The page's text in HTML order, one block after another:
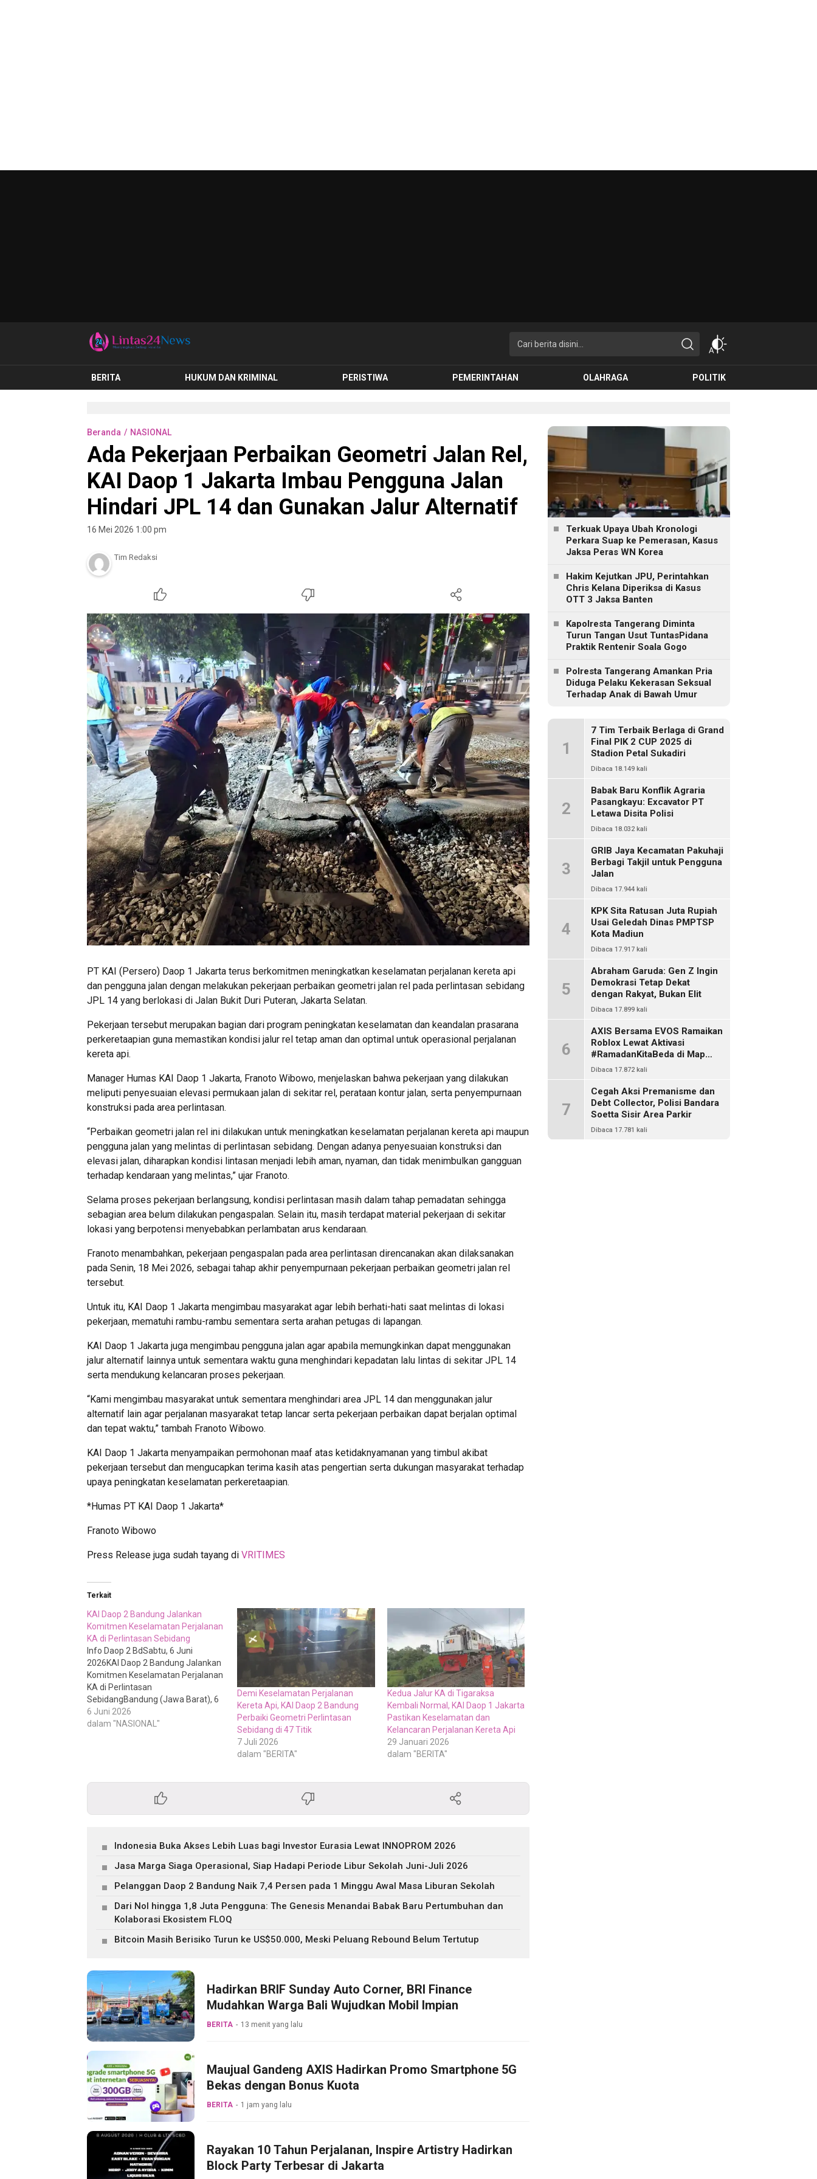
lintas24news.com
Menyingkap Setiap Realita
BERITA HUKUM DAN KRIMINAL PERISTIWA PEMERINTAHAN OLAHRAGA POLITIK
Beranda NASIONAL
Ada Pekerjaan Perbaikan Geometri Jalan Rel,
KAI Daop 1 Jakarta Imbau Pengguna Jalan
Hindari JPL 14 dan Gunakan Jalur Alternatif
16 Mei 2026 1:00 pm
Tim Redaksi
PT KAI (Persero) Daop 1 Jakarta terus berkomitmen meningkatkan keselamatan perjalanan kereta api
dan pengguna jalan dengan melakukan pekerjaan perbaikan geometri jalan rel pada perlintasan sebidang
JPL 14 yang berlokasi di Jalan Bukit Duri Puteran, Jakarta Selatan.
Pekerjaan tersebut merupakan bagian dari program peningkatan keselamatan dan keandalan prasarana
perkeretaapian guna memastikan kondisi jalur rel tetap aman dan optimal untuk operasional perjalanan
kereta api.
Manager Humas KAI Daop 1 Jakarta, Franoto Wibowo, menjelaskan bahwa pekerjaan yang dilakukan
meliputi penyesuaian elevasi permukaan jalan di sekitar rel, perataan kontur jalan, serta penyempurnaan
konstruksi pada area perlintasan.
“Perbaikan geometri jalan rel ini dilakukan untuk meningkatkan keselamatan perjalanan kereta api maupun
pengguna jalan yang melintas di perlintasan sebidang. Dengan adanya penyesuaian konstruksi dan
elevasi jalan, diharapkan kondisi lintasan menjadi lebih aman, nyaman, dan tidak menimbulkan gangguan
terhadap kendaraan yang melintas,” ujar Franoto.
Selama proses pekerjaan berlangsung, kondisi perlintasan masih dalam tahap pemadatan sehingga
sebagian area belum dilakukan pengaspalan. Selain itu, masih terdapat material pekerjaan di sekitar
lokasi yang berpotensi menyebabkan perlambatan arus kendaraan.
Franoto menambahkan, pekerjaan pengaspalan pada area perlintasan direncanakan akan dilaksanakan
pada Senin, 18 Mei 2026, sebagai tahap akhir penyempurnaan pekerjaan perbaikan geometri jalan rel
tersebut.
Untuk itu, KAI Daop 1 Jakarta mengimbau masyarakat agar lebih berhati-hati saat melintas di lokasi
pekerjaan, mematuhi rambu-rambu sementara serta arahan petugas di lapangan.
KAI Daop 1 Jakarta juga mengimbau pengguna jalan agar apabila memungkinkan dapat menggunakan
jalur alternatif lainnya untuk sementara waktu guna menghindari kepadatan lalu lintas di sekitar JPL 14
serta mendukung kelancaran proses pekerjaan.
“Kami mengimbau masyarakat untuk sementara menghindari area JPL 14 dan menggunakan jalur
alternatif lain agar perjalanan masyarakat tetap lancar serta pekerjaan perbaikan dapat berjalan optimal
dan tepat waktu,” tambah Franoto Wibowo.
KAI Daop 1 Jakarta menyampaikan permohonan maaf atas ketidaknyamanan yang timbul akibat
pekerjaan tersebut dan mengucapkan terima kasih atas pengertian serta dukungan masyarakat terhadap
upaya peningkatan keselamatan perkeretaapian.
*Humas PT KAI Daop 1 Jakarta*
Franoto Wibowo
Press Release juga sudah tayang di VRITIMES
Terkait
KAI Daop 2 Bandung Jalankan
Komitmen Keselamatan Perjalanan
KA di Perlintasan Sebidang
Info Daop 2 BdSabtu, 6 Juni
2026KAI Daop 2 Bandung Jalankan
Komitmen Keselamatan Perjalanan
KA di Perlintasan
SebidangBandung (Jawa Barat), 6
Juni 2026 – PT Kereta Api
Indonesia (Persero) Daerah Operasi
kualitas prasarana perkeretaapian.
6 Juni 2026
dalam "NASIONAL"
Demi Keselamatan Perjalanan
Kereta Api, KAI Daop 2 Bandung
Perbaiki Geometri Perlintasan
Sebidang di 47 Titik
7 Juli 2026
dalam "BERITA"
Kedua Jalur KA di Tigaraksa
Kembali Normal, KAI Daop 1 Jakarta
Pastikan Keselamatan dan
Kelancaran Perjalanan Kereta Api
29 Januari 2026
dalam "BERITA"
Indonesia Buka Akses Lebih Luas bagi Investor Eurasia Lewat INNOPROM 2026
Jasa Marga Siaga Operasional, Siap Hadapi Periode Libur Sekolah Juni-Juli 2026
Pelanggan Daop 2 Bandung Naik 7,4 Persen pada 1 Minggu Awal Masa Liburan Sekolah
Dari Nol hingga 1,8 Juta Pengguna: The Genesis Menandai Babak Baru Pertumbuhan dan
Kolaborasi Ekosistem FLOQ
Bitcoin Masih Berisiko Turun ke US$50.000, Meski Peluang Rebound Belum Tertutup
Hadirkan BRIF Sunday Auto Corner, BRI Finance
Mudahkan Warga Bali Wujudkan Mobil Impian
BERITA 13 menit yang lalu
Maujual Gandeng AXIS Hadirkan Promo Smartphone 5G
Bekas dengan Bonus Kuota
BERITA 1 jam yang lalu
Rayakan 10 Tahun Perjalanan, Inspire Artistry Hadirkan
Block Party Terbesar di Jakarta
Terkuak Upaya Ubah Kronologi
Perkara Suap ke Pemerasan, Kasus
Jaksa Peras WN Korea
Hakim Kejutkan JPU, Perintahkan
Chris Kelana Diperiksa di Kasus
OTT 3 Jaksa Banten
Kapolresta Tangerang Diminta
Turun Tangan Usut TuntasPidana
Praktik Rentenir Soala Gogo
Polresta Tangerang Amankan Pria
Diduga Pelaku Kekerasan Seksual
Terhadap Anak di Bawah Umur
1
7 Tim Terbaik Berlaga di Grand
Final PIK 2 CUP 2025 di
Stadion Petal Sukadiri
Dibaca 18.149 kali
2
Babak Baru Konflik Agraria
Pasangkayu: Excavator PT
Letawa Disita Polisi
Dibaca 18.032 kali
3
GRIB Jaya Kecamatan Pakuhaji
Berbagi Takjil untuk Pengguna
Jalan
Dibaca 17.944 kali
4
KPK Sita Ratusan Juta Rupiah
Usai Geledah Dinas PMPTSP
Kota Madiun
Dibaca 17.917 kali
5
Abraham Garuda: Gen Z Ingin
Demokrasi Tetap Dekat
dengan Rakyat, Bukan Elit
Dibaca 17.899 kali
6
AXIS Bersama EVOS Ramaikan
Roblox Lewat Aktivasi
#RamadanKitaBeda di Map
Indo Chat
Dibaca 17.872 kali
7
Cegah Aksi Premanisme dan
Debt Collector, Polisi Bandara
Soetta Sisir Area Parkir
Dibaca 17.781 kali